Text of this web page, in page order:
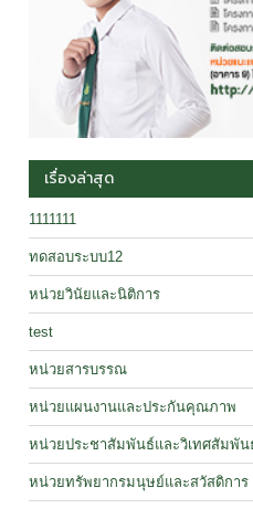
เรื่องล่าสุด
1111111
ทดสอบระบบ12
หน่วยวินัยและนิติการ
test
หน่วยสารบรรณ
หน่วยแผนงานและประกันคุณภาพ
หน่วยประชาสัมพันธ์และวิเทศสัมพัน
หน่วยทรัพยากรมนุษย์และสวัสดิการ